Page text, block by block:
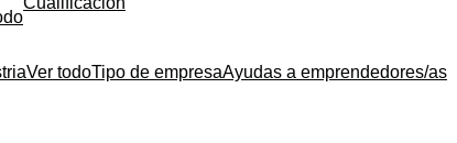
Ver todoTipo de empresaAyudas a emprendedores/as